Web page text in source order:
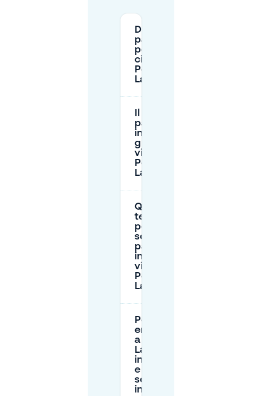
Dove posso
parcheggiare
per il
cimitero di
Père-
Lachaise?
parcheggio
in strada è
gratuito
vicino a
Père-
Lachaise?
Quanto
tempo
posso
sostare nel
parcheggio
in strada
vicino a
Père-
Lachaise?
Posso
entrare
a Père-
Lachaise
in auto,
e dove
sono gli
ingressi?